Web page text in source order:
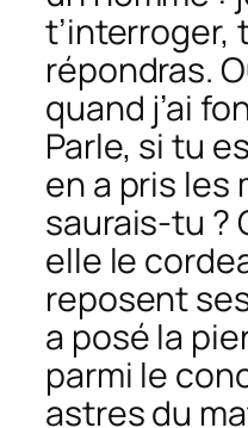
t’interroger,
répondras.
quand j’ai
Parle, si tu
en a pris les
saurais-tu ?
elle le
reposent
a posé la
parmi le
astres du